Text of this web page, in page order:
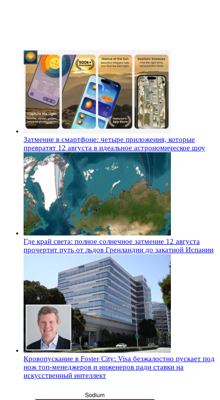
Затмение в смартфоне: четыре приложения, которые
превратят 12 августа в идеальное астрономическое шоу
Где край света: полное солнечное затмение 12 августа
прочертит путь от льдов Гренландии до закатной Испании
Кровопускание в Foster City: Visa безжалостно пускает под
нож топ-менеджеров и инженеров ради ставки на
искусственный интеллект